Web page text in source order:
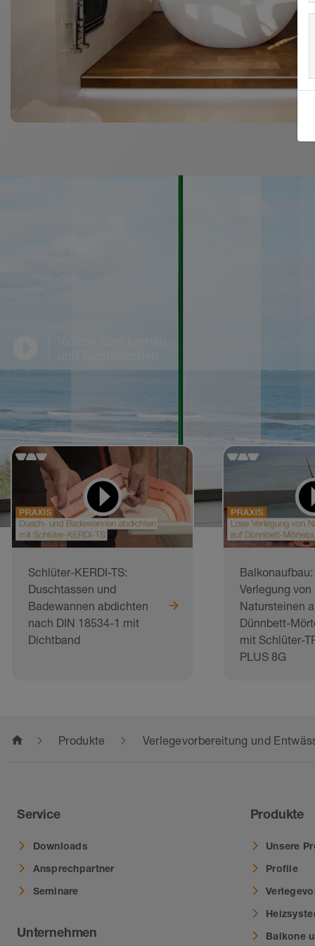
Schlüter-KERDI-TS:
Duschtassen und
Badewannen abdichten
nach DIN 18534-1 mit
Dichtband
Verlegung von
Natursteinen
Dünnbett-
mit Schlüter-
PLUS 8G
home Produkte Verlegevorbereitung und
Service
Downloads
Ansprechpartner
Seminare
Unternehmen
Produkte
Unsere
Profile
Balkone